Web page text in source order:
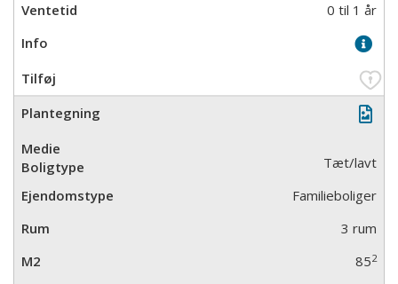
0 til 1 år
Tæt/lavt
Familieboliger
3 rum
852